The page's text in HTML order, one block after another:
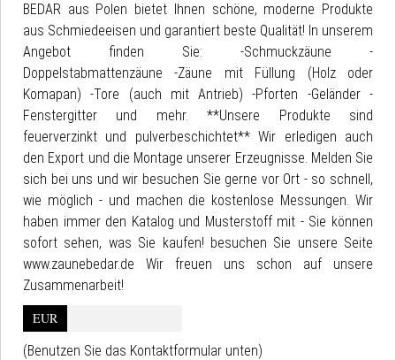
BEDAR aus Polen bietet Ihnen schöne, moderne Produkte
aus Schmiedeeisen und garantiert beste Qualität! In unserem
Angebot finden Sie: -Schmuckzäune -
Doppelstabmattenzäune -Zäune mit Füllung (Holz oder
Komapan) -Tore (auch mit Antrieb) -Pforten -Geländer -
Fenstergitter und mehr. **Unsere Produkte sind
feuerverzinkt und pulverbeschichtet** Wir erledigen auch
den Export und die Montage unserer Erzeugnisse. Melden Sie
sich bei uns und wir besuchen Sie gerne vor Ort - so schnell,
wie möglich - und machen die kostenlose Messungen. Wir
haben immer den Katalog und Musterstoff mit - Sie können
sofort sehen, was Sie kaufen! besuchen Sie unsere Seite
www.zaunebedar.de Wir freuen uns schon auf unsere
Zusammenarbeit!
EUR
(Benutzen Sie das Kontaktformular unten)